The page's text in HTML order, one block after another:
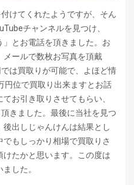
けてくれたようですが、そん
チャンネルを見つけ、
」とお電話を頂きました。お
メールで数枚お写真を頂戴
は買取りが可能で、よほど情
位で買取り出来ますとお話
お引き取りさせてもらい、
きました。最後に当社を見つ
出しじゃんけんは結果とし
もしっかり相場で買取りさ
たかと思います。この度は
した。